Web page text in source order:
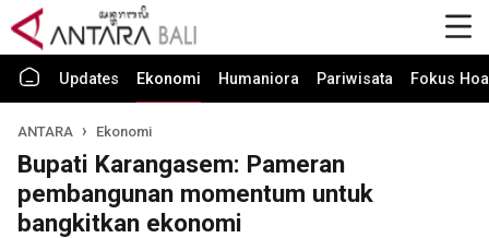
Updates Ekonomi Humaniora Pariwisata Fokus
ANTARA Ekonomi
Bupati Karangasem: Pameran
pembangunan momentum untuk
bangkitkan ekonomi